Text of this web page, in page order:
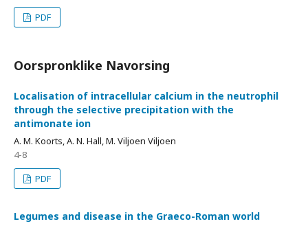
PDF
Oorspronklike Navorsing
Localisation of intracellular calcium in the neutrophil
through the selective precipitation with the
antimonate ion
A. M. Koorts, A. N. Hall, M. Viljoen Viljoen
4-8
PDF
Legumes and disease in the Graeco-Roman world